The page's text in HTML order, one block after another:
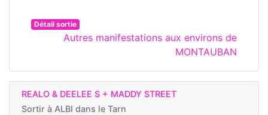
Détail sortie
Autres manifestations aux environs de
MONTAUBAN
REALO & DEELEE S + MADDY STREET
Sortir à ALBI dans le Tarn